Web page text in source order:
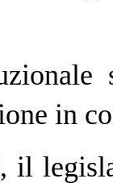
in